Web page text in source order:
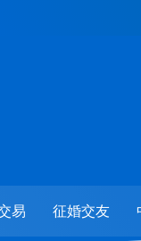
易 征婚交友